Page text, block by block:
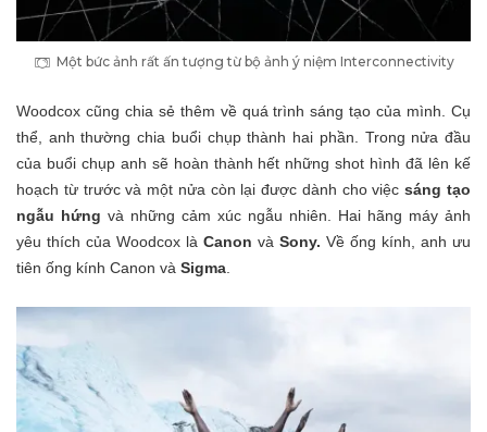
Một bức ảnh rất ấn tượng từ bộ ảnh ý niệm Interconnectivity
Woodcox cũng chia sẻ thêm về quá trình sáng tạo của mình. Cụ
thể, anh thường chia buổi chụp thành hai phần. Trong nửa đầu
của buổi chụp anh sẽ hoàn thành hết những shot hình đã lên kế
hoạch từ trước và một nửa còn lại được dành cho việcsáng tạo
ngẫu hứng và những cảm xúc ngẫu nhiên. Hai hãng máy ảnh
yêu thích của Woodcox là Canon và Sony. Về ống kính, anh ưu
tiên ống kính Canon và Sigma.